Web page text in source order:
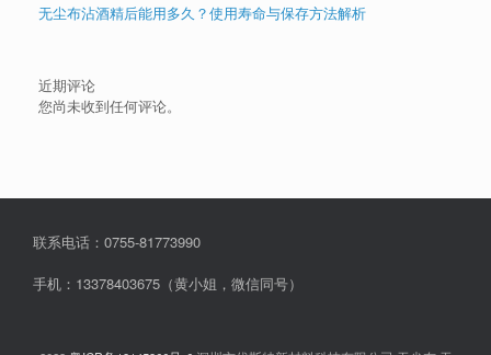
无尘布沾酒精后能用多久？使用寿命与保存方法解析
近期评论
您尚未收到任何评论。
联系电话：0755-81773990
手机：13378403675（黄小姐，微信同号）